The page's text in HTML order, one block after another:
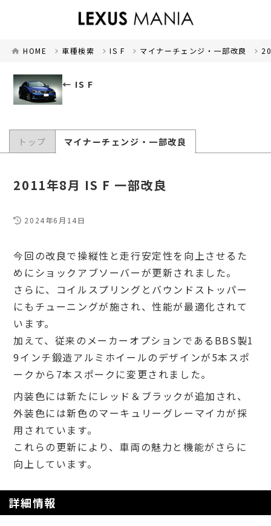
HOME 車種検索 IS F マイナーチェンジ・一部改良
IS F
トップ マイナーチェンジ・一部改良
2011年8月 IS F 一部改良
2024年6月14日
今回の改良で操縦性と走行安定性を向上させるた
めにショックアブソーバーが更新されました。
さらに、コイルスプリングとバウンドストッパー
にもチューニングが施され、性能が最適化されて
います。
加えて、従来のメーカーオプションであるBBS製1
9インチ鍛造アルミホイールのデザインが5本スポ
ークから7本スポークに変更されました。
内装色には新たにレッド＆ブラックが追加され、
外装色には新色のマーキュリーグレーマイカが採
用されています。
これらの更新により、車両の魅力と機能がさらに
向上しています。
詳細情報